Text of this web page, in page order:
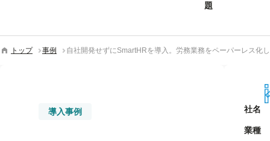
題
トップ 事例 自社開発せずにSmartHRを導入。労務業務をペーパーレス化
導入事例 社名
業種